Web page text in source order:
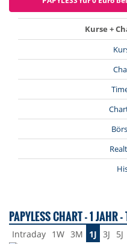
Kurse +
PAPYLESS CHART - 1 JAHR
Intraday 1W 3M 1J 3J 5J